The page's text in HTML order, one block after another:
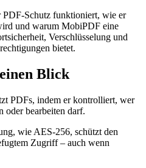
Schutz funktioniert, wie er
und warum MobiPDF eine
Verschlüsselung und
bietet.
Blick
PDFs, indem er kontrolliert, wer
oder bearbeiten darf.
wie AES-256, schützt den
Zugriff – auch wenn